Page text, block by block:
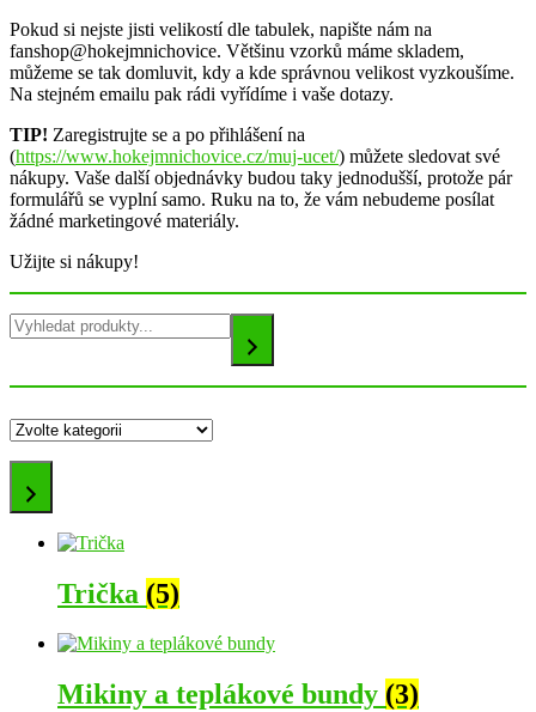
Pokud si nejste jisti velikostí dle tabulek, napište nám na
fanshop@hokejmnichovice. Většinu vzorků máme skladem,
můžeme se tak domluvit, kdy a kde správnou velikost vyzkoušíme.
Na stejném emailu pak rádi vyřídíme i vaše dotazy.
TIP! Zaregistrujte se a po přihlášení na
(https://www.hokejmnichovice.cz/muj-ucet/) můžete sledovat své
nákupy. Vaše další objednávky budou taky jednodušší, protože pár
formulářů se vyplní samo. Ruku na to, že vám nebudeme posílat
žádné marketingové materiály.
Užijte si nákupy!
Hledání
Zvolte
Trička (5)
Mikiny a teplákové bundy (3)